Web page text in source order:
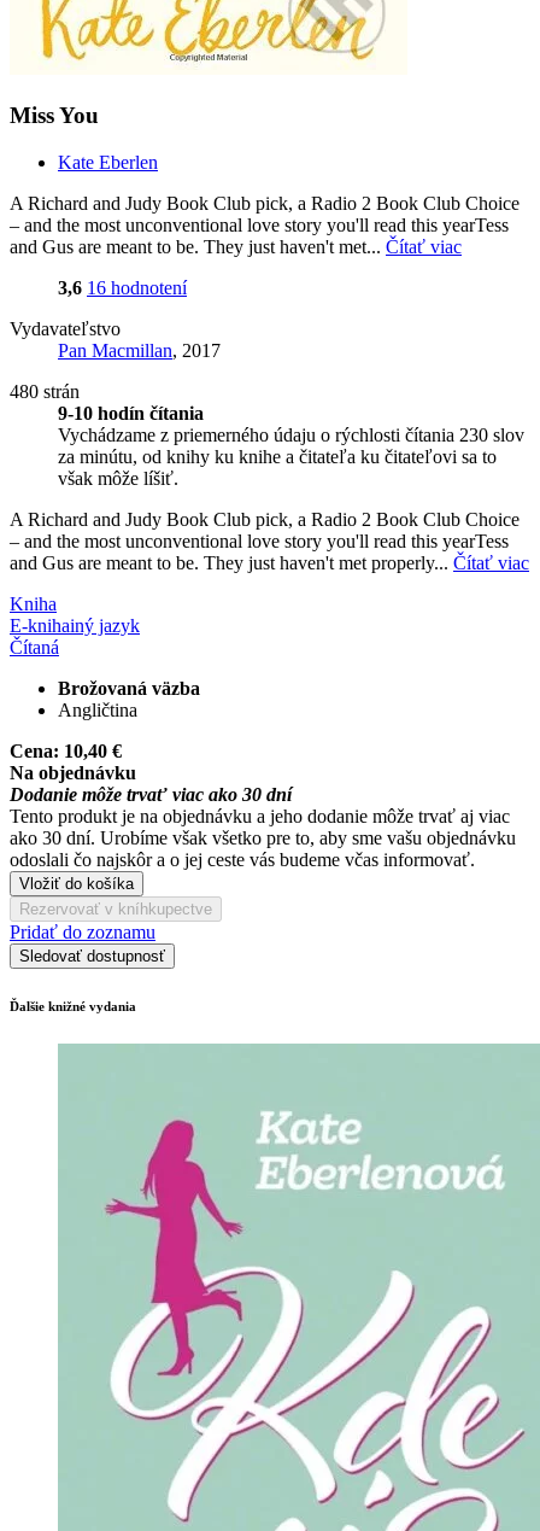
Miss You
Kate Eberlen
A Richard and Judy Book Club pick, a Radio 2 Book Club Choice
– and the most unconventional love story you'll read this yearTess
and Gus are meant to be. They just haven't met... Čítať viac
3,6 16 hodnotení
Vydavateľstvo
Pan Macmillan, 2017
480 strán
9-10 hodín čítania
Vychádzame z priemerného údaju o rýchlosti čítania 230 slov
za minútu, od knihy ku knihe a čitateľa ku čitateľovi sa to
však môže líšiť.
A Richard and Judy Book Club pick, a Radio 2 Book Club Choice
– and the most unconventional love story you'll read this yearTess
and Gus are meant to be. They just haven't met properly... Čítať viac
Kniha
E-knihainý jazyk
Čítaná
Brožovaná väzba
Angličtina
Cena: 10,40 €
Na objednávku
Dodanie môže trvať viac ako 30 dní
Tento produkt je na objednávku a jeho dodanie môže trvať aj viac
ako 30 dní. Urobíme však všetko pre to, aby sme vašu objednávku
odoslali čo najskôr a o jej ceste vás budeme včas informovať.
Vložiť do košíka
Rezervovať v kníhkupectve
Pridať do zoznamu
Sledovať dostupnosť
Ďalšie knižné vydania